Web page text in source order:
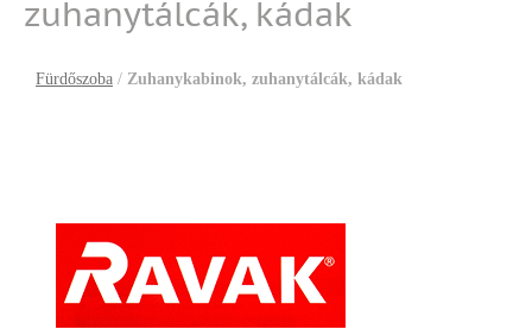
zuhanytálcák, kádak
Fürdőszoba / Zuhanykabinok, zuhanytálcák, kádak